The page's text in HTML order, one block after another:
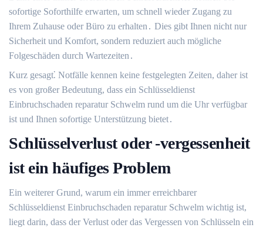
sofortige Soforthilfe erwarten, um schnell wieder Zugang zu
Ihrem Zuhause oder Büro zu erhalten․ Dies gibt Ihnen nicht nur
Sicherheit und Komfort, sondern reduziert auch mögliche
Folgeschäden durch Wartezeiten․
Kurz gesagt⁚ Notfälle kennen keine festgelegten Zeiten, daher ist
es von großer Bedeutung, dass ein Schlüsseldienst
Einbruchschaden reparatur Schwelm rund um die Uhr verfügbar
ist und Ihnen sofortige Unterstützung bietet․
Schlüsselverlust oder -vergessenheit
ist ein häufiges Problem
Ein weiterer Grund, warum ein immer erreichbarer
Schlüsseldienst Einbruchschaden reparatur Schwelm wichtig ist,
liegt darin, dass der Verlust oder das Vergessen von Schlüsseln ein